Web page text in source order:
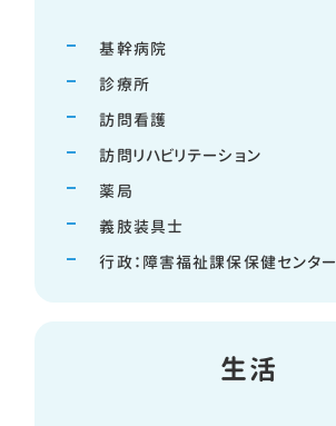
基幹病院
診療所
訪問看護
訪問リハビリテーション
薬局
義肢装具士
行政：障害福祉課保保健センター
生活